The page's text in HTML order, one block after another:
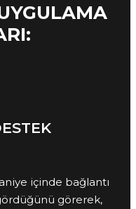
içinde bağlantı
görerek,